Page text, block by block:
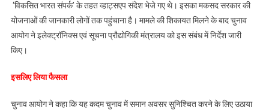
को
निर्देश,
‘विकसित
तुरंत
‘विकसित भारत संपर्क’ के तहत व्हाट्सएप संदेश भेजे गए थे। इसका मकसद सरकार की
योजनाओं की जानकारी लोगों तक पहुंचाना है। मामले की शिकायत मिलने के बाद चुनाव
आयोग ने इलेक्ट्रॉनिक्स एवं सूचना प्रौद्योगिकी मंत्रालय को इस संबंध में निर्देश जारी
किए।
इसलिए लिया फैसला
चुनाव आयोग ने कहा कि यह कदम चुनाव में समान अवसर सुनिश्चित करने के लिए उठाया